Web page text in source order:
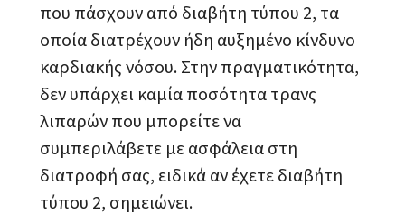
που πάσχουν από διαβήτη τύπου 2, τα
οποία διατρέχουν ήδη αυξημένο κίνδυνο
καρδιακής νόσου. Στην πραγματικότητα,
δεν υπάρχει καμία ποσότητα τρανς
λιπαρών που μπορείτε να
συμπεριλάβετε με ασφάλεια στη
διατροφή σας, ειδικά αν έχετε διαβήτη
τύπου 2, σημειώνει.